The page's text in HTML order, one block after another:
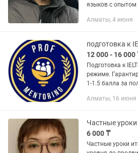
языков с опытом
носитель языка •
Алматы, 4 июня
12 000 - 16 000
Подготовка к
режиме.
1-1.5 балла за
выпускник
Алматы, 16 июня
6 000 ₸
Частные уроки